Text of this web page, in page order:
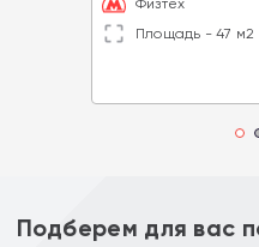
Физтех
Площадь - 47 м2
Подберем для вас